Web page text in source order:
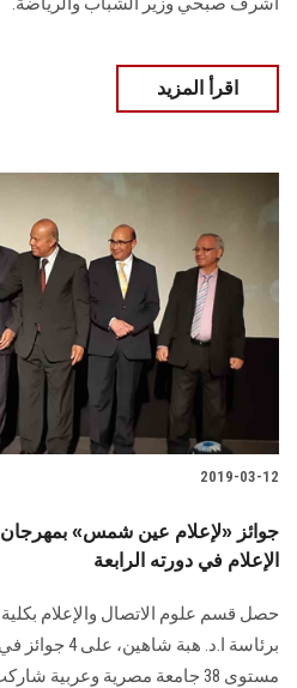
اقرأ المزيد
2019-03-12
الإعلام في دورته الرابعة
حصل قسم علوم الاتصال والإعلام
برئاسة ا.د.
مستوى 38 جامعة مصرية